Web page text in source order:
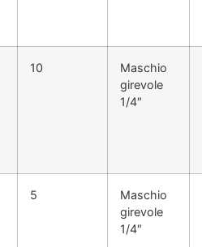
10
Maschio
girevole
1/4″
5
Maschio
girevole
1/4″